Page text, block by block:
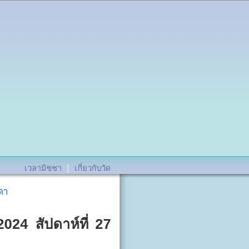
เวลามิซซา เกี่ยวกับวัด
า
สัปดาห์ที่ 27